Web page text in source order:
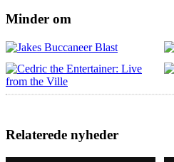
Minder om
Relaterede nyheder